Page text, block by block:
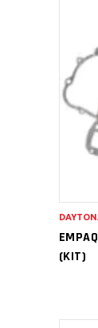
(KIT)